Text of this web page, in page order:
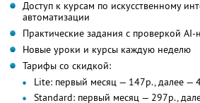
Доступ к курсам по искусственному
автоматизации
Практические задания с проверкой AI-
Новые уроки и курсы каждую неделю
Тарифы со скидкой:
Lite: первый месяц — 147р., далее —
Standard: первый месяц — 297р.,